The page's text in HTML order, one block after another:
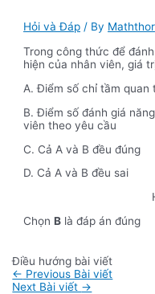
Hỏi và Đáp / By
Trong công thức để
hiện của nhân viên, giá
A. Điểm số chỉ tầm
B. Điểm số đánh giá
viên theo yêu cầu
C. Cả A và B đều đúng
D. Cả A và B đều sai
ChọnB là đáp án đúng
Điều hướng bài viết
← Previous Bài viết
Next Bài viết →